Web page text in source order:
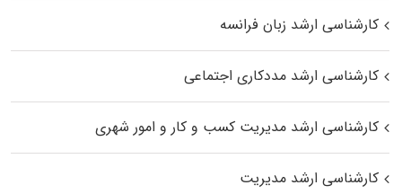
کارشناسی ارشد زبان فرانسه
کارشناسی ارشد مددکاری اجتماعی
کارشناسی ارشد مدیریت کسب و کار و امور شهری
کارشناسی ارشد مدیریت